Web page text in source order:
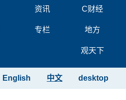
资讯 C财经
专栏 地方
观天下
desktop
中文
English